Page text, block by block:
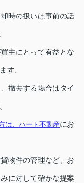
時の扱いは事前の話
主にとって有益とな
す。
撤去する場合はタイ
は、ハート不動産にお
物件の管理など、お
に対して確かな提案